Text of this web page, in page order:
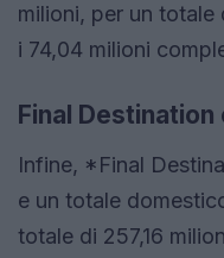
milioni, per un
i 74,04 milioni
Final
Infine, *Final
e un totale
totale di 257,16